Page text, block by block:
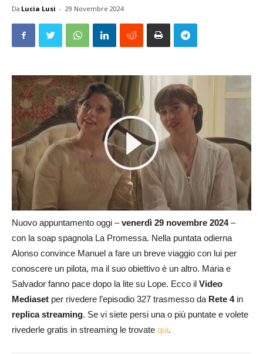
Da Lucia Lusi - 29 Novembre 2024
Nuovo appuntamento oggi –venerdì 29 novembre 2024–
con la soap spagnola La Promessa. Nella puntata odierna
Alonso convince Manuel a fare un breve viaggio con lui per
conoscere un pilota, ma il suo obiettivo è un altro. Maria e
Salvador fanno pace dopo la lite su Lope. Ecco il Video
Mediaset per rivedere l’episodio 327 trasmesso da Rete 4in
replica streaming. Se vi siete persi una o più puntate e volete
rivederle gratis in streaming le trovate qui.